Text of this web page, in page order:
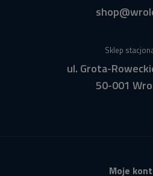
Sklep
ul. Grota-
50-001
Moje